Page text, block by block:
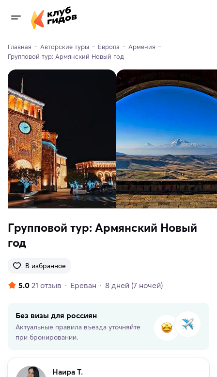
Главная Авторские туры Европа
Армения
Групповой тур: Армянский Новый год
Групповой тур: Армянский Новый
год
В избранное
5.0 21 отзыв Ереван 8 дней (7 ночей)
Без визы для россиян
Актуальные правила въезда уточняйте
при бронировании.
Наира Т.